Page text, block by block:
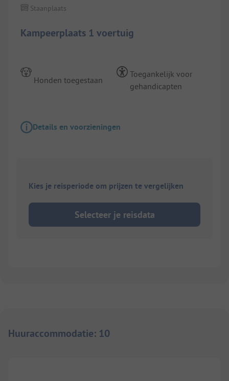
Kampeerplaats 1 voertuig
Staanplaats
Honden toegestaan
Toegankelijk voor
gehandicapten
Details en voorzieningen
Kies je reisperiode om prijzen te vergelijken
Selecteer je reisdata
Huuraccommodatie: 10